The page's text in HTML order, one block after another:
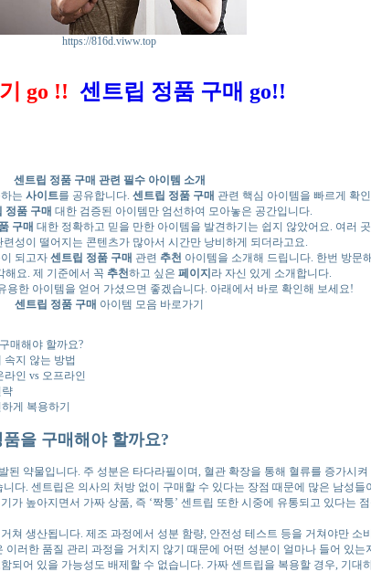
https://816d.viww.top
go !! 센트립 정품 구매 go!!
센트립 정품 구매 관련 필수 아이템 소개
는 사이트를 공유합니다. 센트립 정품 구매 관련 핵심 아이템을 빠르게 확
정품 구매 대한 검증된 아이템만 엄선하여 모아놓은 공간입니다.
구매 대한 정확하고 믿을 만한 아이템을 발견하기는 쉽지 않았어요. 여러
련성이 떨어지는 콘텐츠가 많아서 시간만 낭비하게 되더라고요.
되고자 센트립 정품 구매 관련 추천 아이템을 소개해 드립니다. 한번 방문
해요. 제 기준에서 꼭 추천하고 싶은 페이지 라 자신 있게 소개합니다.
용한 아이템을 얻어 가셨으면 좋겠습니다. 아래에서 바로 확인해 보세요!
센트립 정품 구매 아이템 모음 바로가기
매해야 할까요?
속지 않는 방법
인 vs 오프라인
략
게 복용하기
을 구매해야 할까요?
된 약물입니다. 주 성분은 타다라필이며, 혈관 확장을 통해 혈류를 증가시켜
다. 센트립은 의사의 처방 없이 구매할 수 있다는 장점 때문에 많은 남성들
가 높아지면서 가짜 상품, 즉 ‘짝퉁’ 센트립 또한 시중에 유통되고 있다는
쳐 생산됩니다. 제조 과정에서 성분 함량, 안전성 테스트 등을 거쳐야만 소
이러한 품질 관리 과정을 거치지 않기 때문에 어떤 성분이 얼마나 들어 있는
되어 있을 가능성도 배제할 수 없습니다. 가짜 센트립을 복용할 경우, 기대